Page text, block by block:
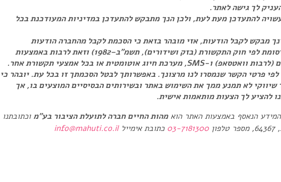
לך גישה לאתר.
להתעדכן מעת לעת, ולכן הנך מתבקש להתעדכן במדיניות המעודכנת בכל
מבקש לקבל הודעות, אזי מובהר בזאת כי הסכמת לקבל מהחברה הודעות
שיווקיות לרבות דברי פרסומת לפי חוק התקשורת (בזק ושידורים), תשמ"ב–1982) וזאת לרבות באמצעות
דוא"ל, אפליקציות מסרים (לרבות וואטסאפ) ו-SMS, מערכת חיוג אוטומטית או בכל אמצעי תקשורת אחר.
לפי פרטי הקשר שנמסרו לנו מרצונך. באפשרותך לבטל הסכמתך זו בכל עת. יובהר כי
שיווקי לא תמנע ממך את השימוש באתר ובשירותים הבסיסיים המוצעים בו, אך
להציע לך הצעות מותאמות אישית.
הנאסף באמצעות האתר הואמהות החיים חברה לתועלת הציבור בע"מ וכתובתנו
03-7181300 כתובת אימיילinfo@mahuti.co.il